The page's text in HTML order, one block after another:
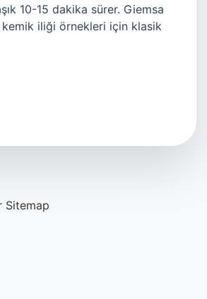
10-15 dakika sürer. Giemsa
kemik iliği örnekleri için klasik
Sitemap